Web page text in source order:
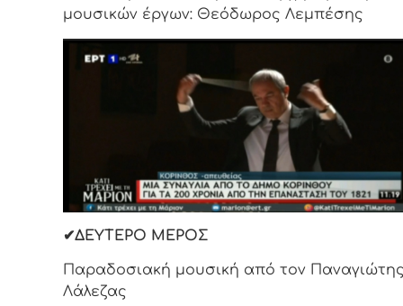
μουσικών έργων: Θεόδωρος Λεμπέσης
✔ΔΕΥΤΕΡΟ ΜΕΡΟΣ
Παραδοσιακή μουσική από τον
Λάλεζας